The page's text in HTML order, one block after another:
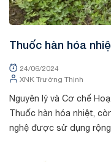
Thuốc hàn hóa
24/06/2024
XNK Trường Thịnh
Nguyên lý và Cơ chế
Thuốc hàn hóa nhiệt,
nghệ được sử dụng